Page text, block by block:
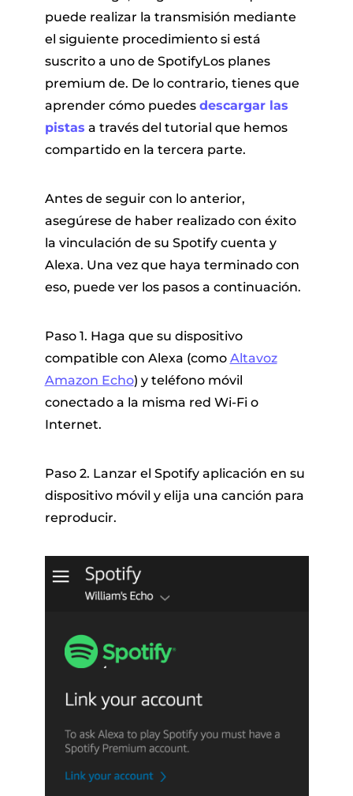
puede realizar la transmisión mediante
el siguiente procedimiento si está
suscrito a uno de SpotifyLos planes
premium de. De lo contrario, tienes que
aprender cómo puedes descargar las
pistas a través del tutorial que hemos
compartido en la tercera parte.
Antes de seguir con lo anterior,
asegúrese de haber realizado con éxito
la vinculación de su Spotify cuenta y
Alexa. Una vez que haya terminado con
eso, puede ver los pasos a continuación.
Paso 1. Haga que su dispositivo
compatible con Alexa (como Altavoz
Amazon Echo) y teléfono móvil
conectado a la misma red Wi-Fi o
Internet.
Paso 2. Lanzar el Spotify aplicación en su
dispositivo móvil y elija una canción para
reproducir.